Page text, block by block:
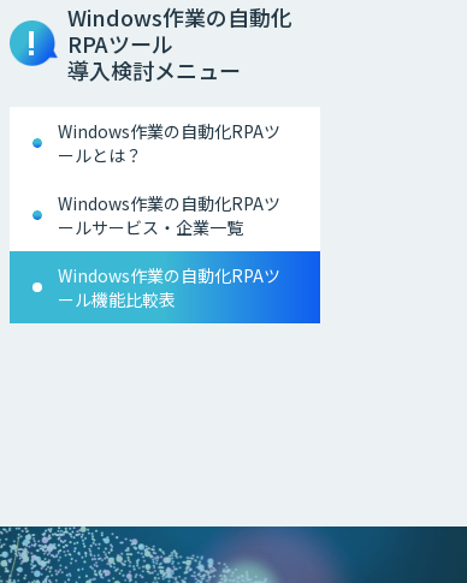
Windows作業の自動化
RPAツール
導入検討メニュー
Windows作業の自動化RPAツ
ールとは？
Windows作業の自動化RPAツ
ールサービス・企業一覧
Windows作業の自動化RPAツ
ール機能比較表